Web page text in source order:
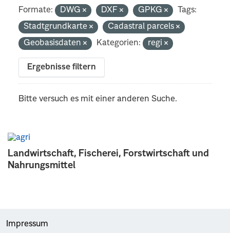
Landwirtschaft, Fischerei, Forstwirtschaft und
Nahrungsmittel
Formate: DWG DXF GPKG
Tags:
Stadtgrundkarte
Cadastral parcels
Geobasisdaten
Kategorien: regi
Ergebnisse filtern
Bitte versuch es mit einer anderen Suche.
Impressum